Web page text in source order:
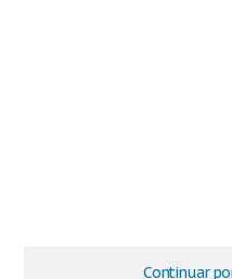
Continuar